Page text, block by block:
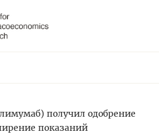
получил одобрение
показаний